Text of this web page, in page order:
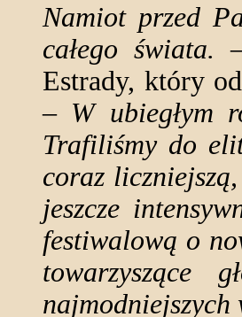
Namiot przed
całego świata.
Estrady, który
– W ubiegłym
Trafiliśmy do
coraz
jeszcze
festiwalową o
towarzyszące
najmodniejszych